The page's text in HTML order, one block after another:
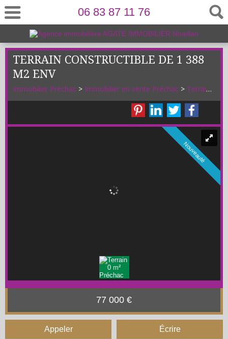
06 83 87 11 76
TERRAIN CONSTRUCTIBLE DE 1 388
M2 ENV
Immobilier Préchac > Immobilier en vente Préchac > Terrain Constructible en vente Préchac
Nouveauté
77 000 €
Appeler Écrire